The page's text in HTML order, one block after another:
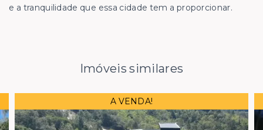
e a tranquilidade que essa cidade tem a proporcionar.
Imóveis similares
A VENDA!